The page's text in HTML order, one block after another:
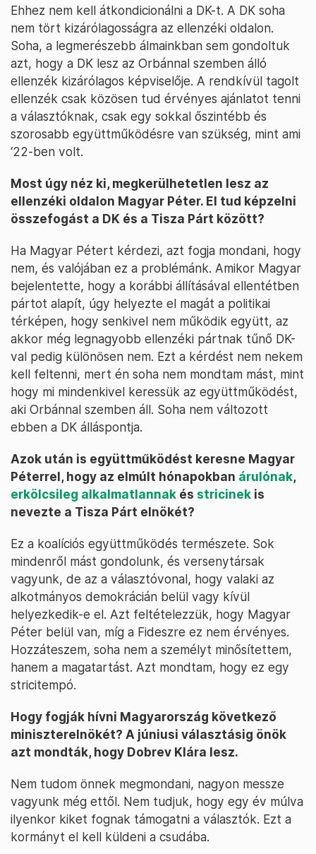
Ehhez nem kell átkondicionálni a DK-t. A DK soha
nem tört kizárólagosságra az ellenzéki oldalon.
Soha, a legmerészebb álmainkban sem gondoltuk
azt, hogy a DK lesz az Orbánnal szemben álló
ellenzék kizárólagos képviselője. A rendkívül tagolt
ellenzék csak közösen tud érvényes ajánlatot tenni
a választóknak, csak egy sokkal őszintébb és
szorosabb együttműködésre van szükség, mint ami
‘22-ben volt.
Most úgy néz ki, megkerülhetetlen lesz az
ellenzéki oldalon Magyar Péter. El tud képzelni
összefogást a DK és a Tisza Párt között?
Ha Magyar Pétert kérdezi, azt fogja mondani, hogy
nem, és valójában ez a problémánk. Amikor Magyar
bejelentette, hogy a korábbi állításával ellentétben
pártot alapít, úgy helyezte el magát a politikai
térképen, hogy senkivel nem működik együtt, az
akkor még legnagyobb ellenzéki pártnak tűnő DK-
val pedig különösen nem. Ezt a kérdést nem nekem
kell feltenni, mert én soha nem mondtam mást, mint
hogy mi mindenkivel keressük az együttműködést,
aki Orbánnal szemben áll. Soha nem változott
ebben a DK álláspontja.
Azok után is együttműködést keresne Magyar
Péterrel, hogy az elmúlt hónapokban árulónak,
erkölcsileg alkalmatlannak és stricinek is
nevezte a Tisza Párt elnökét?
Ez a koalíciós együttműködés természete. Sok
mindenről mást gondolunk, és versenytársak
vagyunk, de az a választóvonal, hogy valaki az
alkotmányos demokrácián belül vagy kívül
helyezkedik-e el. Azt feltételezzük, hogy Magyar
Péter belül van, míg a Fideszre ez nem érvényes.
Hozzáteszem, soha nem a személyt minősítettem,
hanem a magatartást. Azt mondtam, hogy ez egy
stricitempó.
Hogy fogják hívni Magyarország következő
miniszterelnökét? A júniusi választásig önök
azt mondták, hogy Dobrev Klára lesz.
Nem tudom önnek megmondani, nagyon messze
vagyunk még ettől. Nem tudjuk, hogy egy év múlva
ilyenkor kiket fognak támogatni a választók. Ezt a
kormányt el kell küldeni a csudába.